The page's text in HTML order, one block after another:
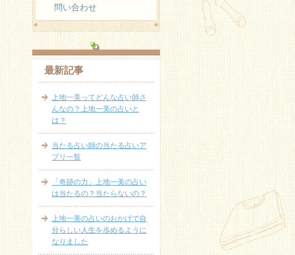
問い合わせ
最新記事
上地一美ってどんな占い師さ
んなの？上地一美の占いと
は？
当たる占い師の当たる占いア
プリ一覧
「奇跡の力」上地一美の占い
は当たるの？当たらないの？
上地一美の占いのおかげで自
分らしい人生を歩めるように
なりました